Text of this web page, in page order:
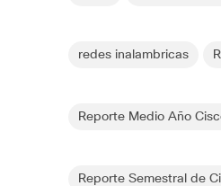
redes inalambricas
Reporte Medio Año
Reporte Semestral de